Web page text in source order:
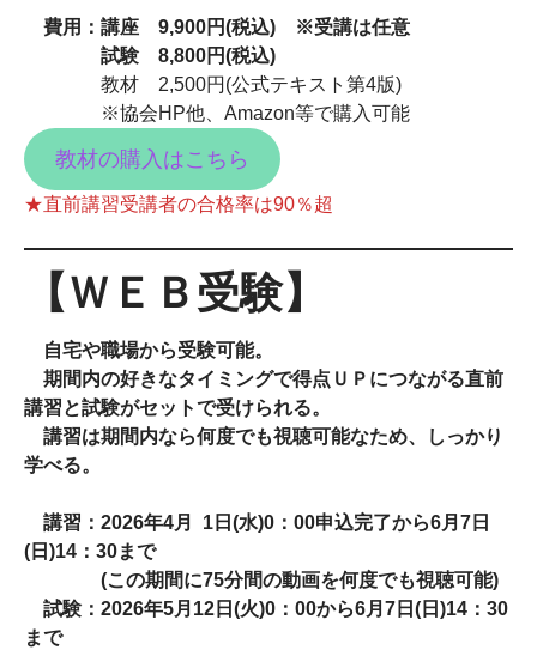
費用：講座9,900円(税込) ※受講は任意
試験8,800円(税込)
教材 2,500円(公式テキスト第4版)
※協会HP他、Amazon等で購入可能
教材の購入はこちら
★直前講習受講者の合格率は90％超
【ＷＥＢ受験】
自宅や職場から受験可能。
期間内の好きなタイミングで得点ＵＰにつながる直前
講習と試験がセットで受けられる。
講習は期間内なら何度でも視聴可能なため、しっかり
学べる。
講習：2026年4月 1日(水)0：00申込完了から6月7日
(日)14：30まで
(この期間に75分間の動画を何度でも視聴可能)
試験：2026年5月12日(火)0：00から6月7日(日)14：30
まで